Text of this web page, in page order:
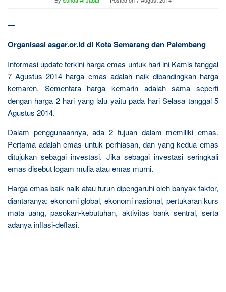
—
Organisasi asgar.or.id di Kota Semarang dan Palembang
Informasi update terkini harga emas untuk hari ini Kamis tanggal
7 Agustus 2014 harga emas adalah naik dibandingkan harga
kemaren. Sementara harga kemarin adalah sama seperti
dengan harga 2 hari yang lalu yaitu pada hari Selasa tanggal 5
Agustus 2014.
Dalam penggunaannya, ada 2 tujuan dalam memiliki emas.
Pertama adalah emas untuk perhiasan, dan yang kedua emas
ditujukan sebagai investasi. Jika sebagai investasi seringkali
emas disebut logam mulia atau emas murni.
Harga emas baik naik atau turun dipengaruhi oleh banyak faktor,
diantaranya: ekonomi global, ekonomi nasional, pertukaran kurs
mata uang, pasokan-kebutuhan, aktivitas bank sentral, serta
adanya inflasi-deflasi.